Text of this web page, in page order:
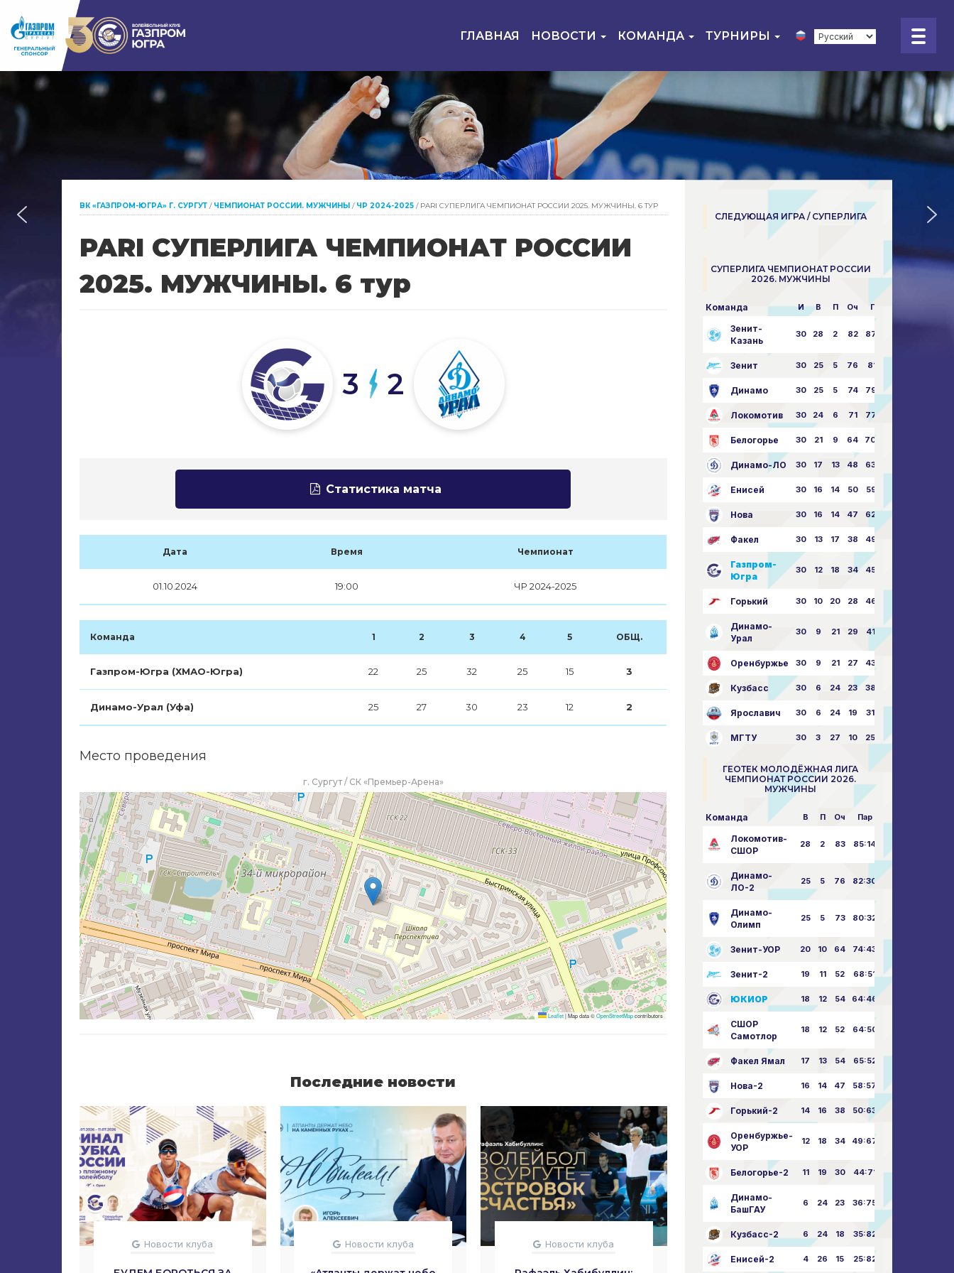
ГЛАВНАЯ НОВОСТИ КОМАНДА ТУРНИРЫ
ВК «ГАЗПРОМ-ЮГРА» Г. СУРГУТ / ЧЕМПИОНАТ РОССИИ. МУЖЧИНЫ / ЧР 2024-2025 / PARI СУПЕРЛИГА ЧЕМПИОНАТ РОССИИ 2025. МУЖЧИНЫ. 6 ТУР
PARI СУПЕРЛИГА ЧЕМПИОНАТ РОССИИ
2025. МУЖЧИНЫ. 6 тур
3 2
Статистика матча
Дата Время Чемпионат
01.10.2024 19:00 ЧР 2024-2025
Команда 1 2 3 4 5 ОБЩ.
Газпром-Югра (ХМАО-Югра) 22 25 32 25 15 3
Динамо-Урал (Уфа) 25 27 30 23 12 2
Место проведения
г. Сургут / СК «Премьер-Арена»
Leaflet|Map data ©OpenStreetMapcontributors
Последние новости
Новости клуба Новости клуба Новости клуба Новости клуба
СЛЕДУЮЩАЯ ИГРА / СУПЕРЛИГА
СУПЕРЛИГА ЧЕМПИОНАТ РОССИИ
2026. МУЖЧИНЫ
Команда И В П Оч Пар
Зенит-
Казань
30 28 2 82 87:24
Зенит 30 25 5 76 81:21
Динамо 30 25 5 74 79:26
Локомотив 30 24 6 71 77:33
Белогорье 30 21 9 64 70:40
Динамо-ЛО 30 17 13 48 63:57
Енисей 30 16 14 50 59:53
Нова 30 16 14 47 62:58
Факел 30 13 17 38 49:62
Газпром-
Югра
30 12 18 34 45:63
Горький 30 10 20 28 46:73
Динамо-
Урал
30 9 21 29 41:70
Оренбуржье 30 9 21 27 43:73
Кузбасс 30 6 24 23 38:76
Ярославич 30 6 24 19 31:80
МГТУ 30 3 27 10 25:87
ГЕОТЕК МОЛОДЁЖНАЯ ЛИГА
ЧЕМПИОНАТ РОССИИ 2026.
МУЖЧИНЫ
Команда В П Оч Пар
Локомотив-
СШОР
28 2 83 85:14
Динамо-
ЛО-2
25 5 76 82:30
Динамо-
Олимп
25 5 73 80:32
Зенит-УОР 20 10 64 74:43
Зенит-2 19 11 52 68:51
ЮКИОР 18 12 54 64:46
СШОР
Самотлор
18 12 52 64:50
Факел Ямал 17 13 54 65:52
Нова-2 16 14 47 58:57
Горький-2 14 16 38 50:63
Оренбуржье-
УОР
12 18 34 49:67
Белогорье-2 11 19 30 44:71
Динамо-
БашГАУ
6 24 23 36:75
Кузбасс-2 6 24 18 35:82
Енисей-2 4 26 15 25:82